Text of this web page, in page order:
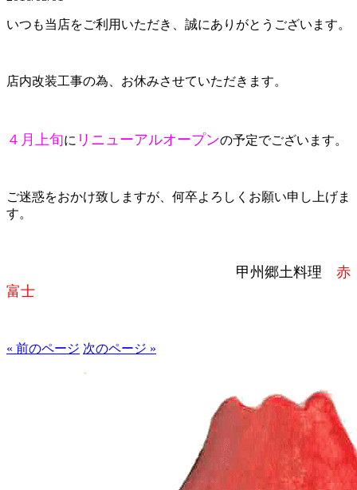
いつも当店をご利用いただき、誠にありがとうございます。
店内改装工事の為、お休みさせていただきます。
４月上旬に リニューアルオープンの予定でございます。
ご迷惑をおかけ致しますが、何卒よろしくお願い申し上げま
す。
甲州郷土料理
赤
富士
« 前のページ 次のページ »